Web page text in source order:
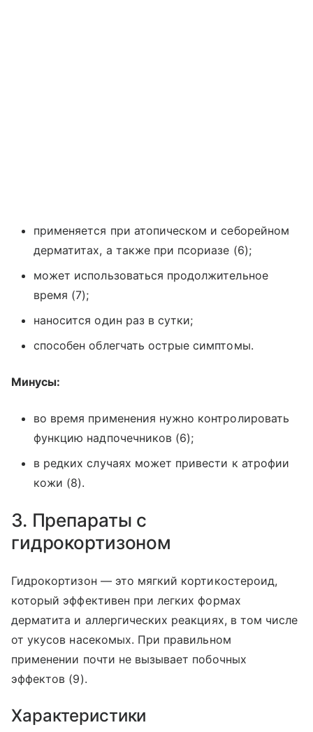
применяется при атопическом и себорейном
дерматитах, а также при псориазе (6);
может использоваться продолжительное
время (7);
наносится один раз в сутки;
способен облегчать острые симптомы.
Минусы:
во время применения нужно контролировать
функцию надпочечников (6);
в редких случаях может привести к атрофии
кожи (8).
3. Препараты с
гидрокортизоном
Гидрокортизон — это мягкий кортикостероид,
который эффективен при легких формах
дерматита и аллергических реакциях, в том числе
от укусов насекомых. При правильном
применении почти не вызывает побочных
эффектов (9).
Характеристики